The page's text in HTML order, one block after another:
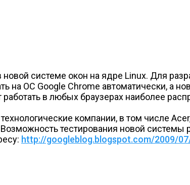
новой системе окон на ядре Linux. Для
на ОС Google Chrome автоматически, а
в любых браузерах наиболее
компании, в том числе
тестирования новой системы
http://googleblog.blogspot.com/2009/